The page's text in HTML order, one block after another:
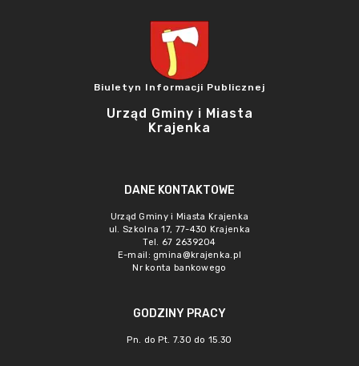
Biuletyn Informacji Publicznej
Urząd Gminy i Miasta
Krajenka
DANE KONTAKTOWE
Urząd Gminy i Miasta Krajenka
ul. Szkolna 17, 77-430 Krajenka
Tel. 67 2639204
E-mail: gmina@krajenka.pl
Nr konta bankowego
GODZINY PRACY
Pn. do Pt. 7.30 do 15.30